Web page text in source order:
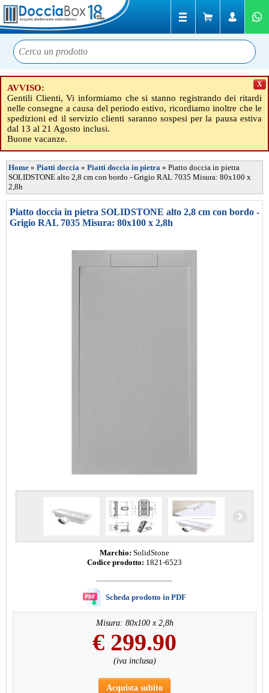
AVVISO:
Gentili Clienti, Vi informiamo che si stanno registrando dei ritardi
nelle consegne a causa del periodo estivo, ricordiamo inoltre che le
spedizioni ed il servizio clienti saranno sospesi per la pausa estiva
dal 13 al 21 Agosto inclusi.
Buone vacanze.
X
Home » Piatti doccia » Piatti doccia in pietra » Piatto doccia in pietra
SOLIDSTONE alto 2,8 cm con bordo - Grigio RAL 7035 Misura: 80x100 x
2,8h
Piatto doccia in pietra SOLIDSTONE alto 2,8 cm con bordo -
Grigio RAL 7035 Misura: 80x100 x 2,8h
Marchio: SolidStone
Codice prodotto: 1821-6523
Scheda prodotto in PDF
Misura: 80x100 x 2,8h
€ 299.90
(iva inclusa)
Acquista subito